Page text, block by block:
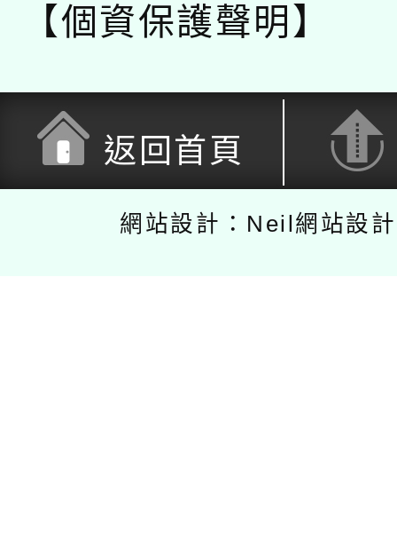
【個資保護聲明】
返回首頁
網站設計：Neil網站設